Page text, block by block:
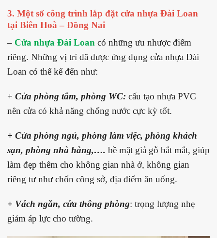
3. Một số công trình lắp đặt cửa nhựa Đài Loan
tại Biên Hoà – Đồng Nai
– Cửa nhựa Đài Loan có những ưu nhược điểm
riêng. Những vị trí đã được ứng dụng cửa nhựa Đài
Loan có thể kể đến như:
+ Cửa phòng tắm, phòng WC: cấu tạo nhựa PVC
nên cửa có khả năng chống nước cực kỳ tốt.
+ Cửa phòng ngủ, phòng làm việc, phòng khách
sạn, phòng nhà hàng,…. bề mặt giả gỗ bắt mắt, giúp
làm đẹp thêm cho không gian nhà ở, không gian
riêng tư như chốn công sở, địa điểm ăn uống.
+ Vách ngăn, cửa thông phòng: trọng lượng nhẹ
giảm áp lực cho tường.